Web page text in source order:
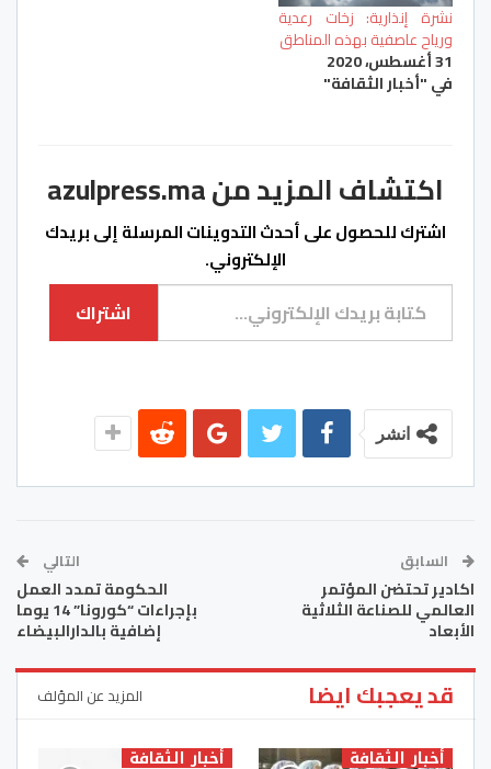
نشرة إنذارية: زخات رعدية
ورياح عاصفية بهذه المناطق
31 أغسطس، 2020
في "أخبار الثقافة"
اكتشاف المزيد من azulpress.ma
اشترك للحصول على أحدث التدوينات المرسلة إلى بريدك
الإلكتروني.
كتابة بريدك الإلكتروني...
اشتراك
انشر
السابق
اكادير تحتضن المؤتمر
العالمي للصناعة الثلاثية
الأبعاد
التالي
الحكومة تمدد العمل
بإجراءات “كورونا” 14 يوما
إضافية بالدارالبيضاء
قد يعجبك ايضا المزيد عن المؤلف
أخبار الثقافة أخبار الثقافة